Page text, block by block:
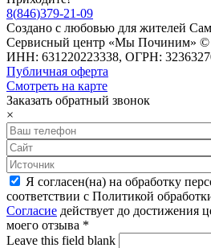
8(846)379-21-09
Создано с любовью для жителей
Сервисный центр «Мы Починим» ©
ИНН: 631220223338, ОГРН:
Публичная оферта
Смотреть на карте
Заказать обратный звонок
×
Я согласен(на) на обработку
соответствии с Политикой
Согласие действует до достижения
моего отзыва *
Leave this field blank